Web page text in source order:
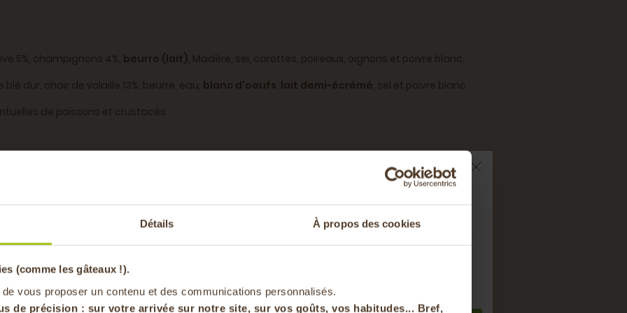
Détails À propos des cookies
(comme les gâteaux !).
vous proposer un contenu et des communications personnalisés.
de précision : sur votre arrivée sur notre site, sur vos goûts, vos habitudes... Bref,
5%, champignons 4%, beurre (lait), Madère, sel, carottes, poireaux, oignons et poivre blanc.
dur, chair de volaille 13%, beurre, eau, blanc d'oeufs, lait demi-écrémé, sel et poivre blanc.
de poissons et crustacés.
: 9g dont acides gras saturés : 4,7g, Glucides : 10,6g dont sucres : 0,5g, Protéines : 5,2g, Sel : 1,2g.
-20% offerts sur votre
panier
en vous inscrivant à notre newsletter